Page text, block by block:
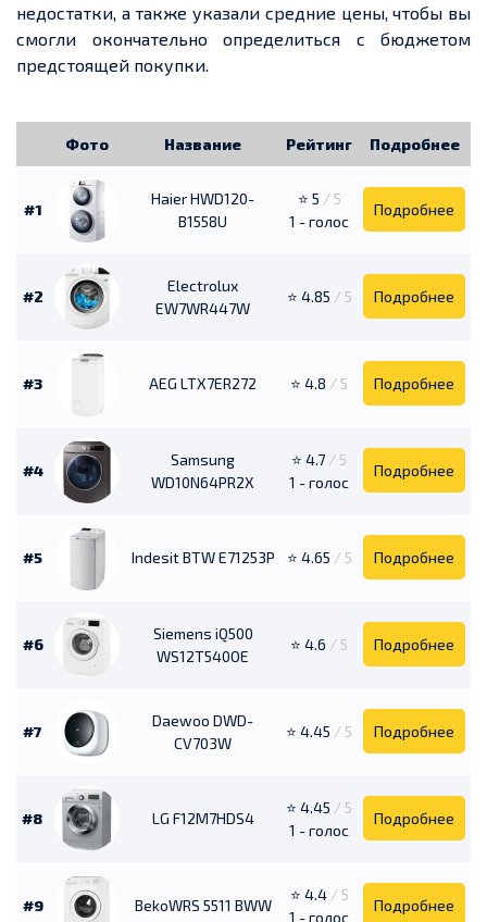
недостатки, а также указали средние цены, чтобы вы
смогли окончательно определиться с бюджетом
предстоящей покупки.
Фото Название Рейтинг Подробнее
#1
Haier HWD120-
B1558U
⭐ 5 / 5
1 - голос
Подробнее
#2
Electrolux
EW7WR447W
⭐ 4.85 / 5 Подробнее
#3 AEG LTX7ER272 ⭐ 4.8 / 5 Подробнее
#4
Samsung
WD10N64PR2X
⭐ 4.7 / 5
1 - голос
Подробнее
#5 Indesit BTW E71253P ⭐ 4.65 / 5 Подробнее
#6
Siemens iQ500
WS12T540OE
⭐ 4.6 / 5 Подробнее
#7
Daewoo DWD-
CV703W
⭐ 4.45 / 5 Подробнее
#8 LG F12M7HDS4
⭐ 4.45 / 5
1 - голос
Подробнее
#9 BekoWRS 5511 BWW
⭐ 4.4/ 5
1 - голос
Подробнее